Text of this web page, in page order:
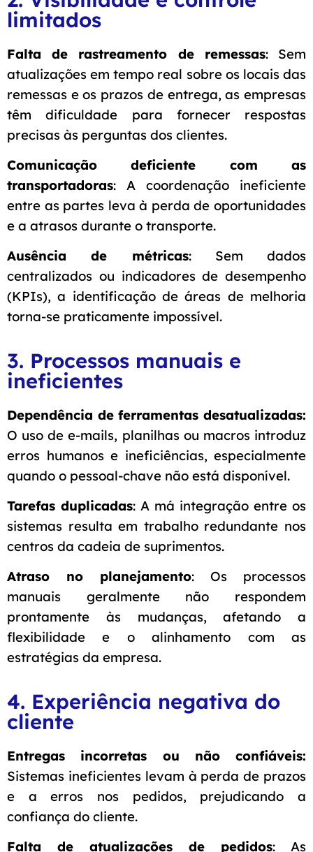
limitados
Falta de rastreamento de remessas: Sem
atualizações em tempo real sobre os locais das
remessas e os prazos de entrega, as empresas
têm dificuldade para fornecer respostas
precisas às perguntas dos clientes.
Comunicação deficiente com as
transportadoras: A coordenação ineficiente
entre as partes leva à perda de oportunidades
e a atrasos durante o transporte.
Ausência de métricas: Sem dados
centralizados ou indicadores de desempenho
(KPIs), a identificação de áreas de melhoria
torna-se praticamente impossível.
3. Processos manuais e
ineficientes
Dependência de ferramentas desatualizadas:
O uso de e-mails, planilhas ou macros introduz
erros humanos e ineficiências, especialmente
quando o pessoal-chave não está disponível.
Tarefas duplicadas: A má integração entre os
sistemas resulta em trabalho redundante nos
centros da cadeia de suprimentos.
Atraso no planejamento: Os processos
manuais geralmente não respondem
prontamente às mudanças, afetando a
flexibilidade e o alinhamento com as
estratégias da empresa.
4. Experiência negativa do
cliente
Entregas incorretas ou não confiáveis:
Sistemas ineficientes levam à perda de prazos
e a erros nos pedidos, prejudicando a
confiança do cliente.
Falta de atualizações de pedidos: As